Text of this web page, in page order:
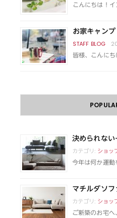
こんにちは！
お家キャンプ
皆様、こんに
決められない
カテゴリ: ショッ
今年は何か運動
マチルダソ
カテゴリ: ショッ
ご新築のお宅